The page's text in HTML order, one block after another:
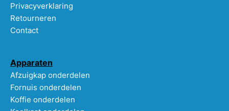
Privacyverklaring
Retourneren
Contact
Apparaten
Afzuigkap onderdelen
Fornuis onderdelen
Koffie onderdelen